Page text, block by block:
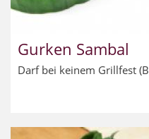
Gurken Sambal
Darf bei keinem Grillfest